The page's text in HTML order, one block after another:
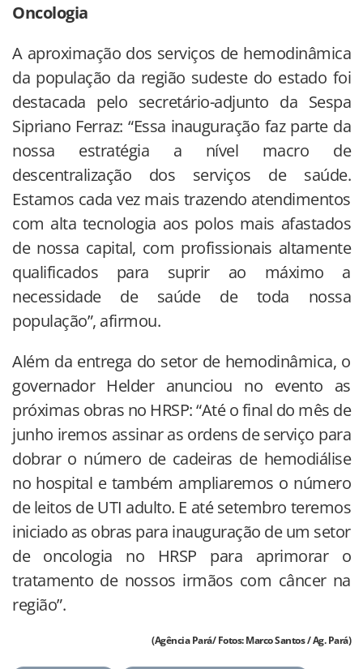
Oncologia
A aproximação dos serviços de hemodinâmica
da população da região sudeste do estado foi
destacada pelo secretário-adjunto da Sespa
Sipriano Ferraz: “Essa inauguração faz parte da
nossa estratégia a nível macro de
descentralização dos serviços de saúde.
Estamos cada vez mais trazendo atendimentos
com alta tecnologia aos polos mais afastados
de nossa capital, com profissionais altamente
qualificados para suprir ao máximo a
necessidade de saúde de toda nossa
população”, afirmou.
Além da entrega do setor de hemodinâmica, o
governador Helder anunciou no evento as
próximas obras no HRSP: “Até o final do mês de
junho iremos assinar as ordens de serviço para
dobrar o número de cadeiras de hemodiálise
no hospital e também ampliaremos o número
de leitos de UTI adulto. E até setembro teremos
iniciado as obras para inauguração de um setor
de oncologia no HRSP para aprimorar o
tratamento de nossos irmãos com câncer na
região”.
(Agência Pará/ Fotos: Marco Santos / Ag. Pará)